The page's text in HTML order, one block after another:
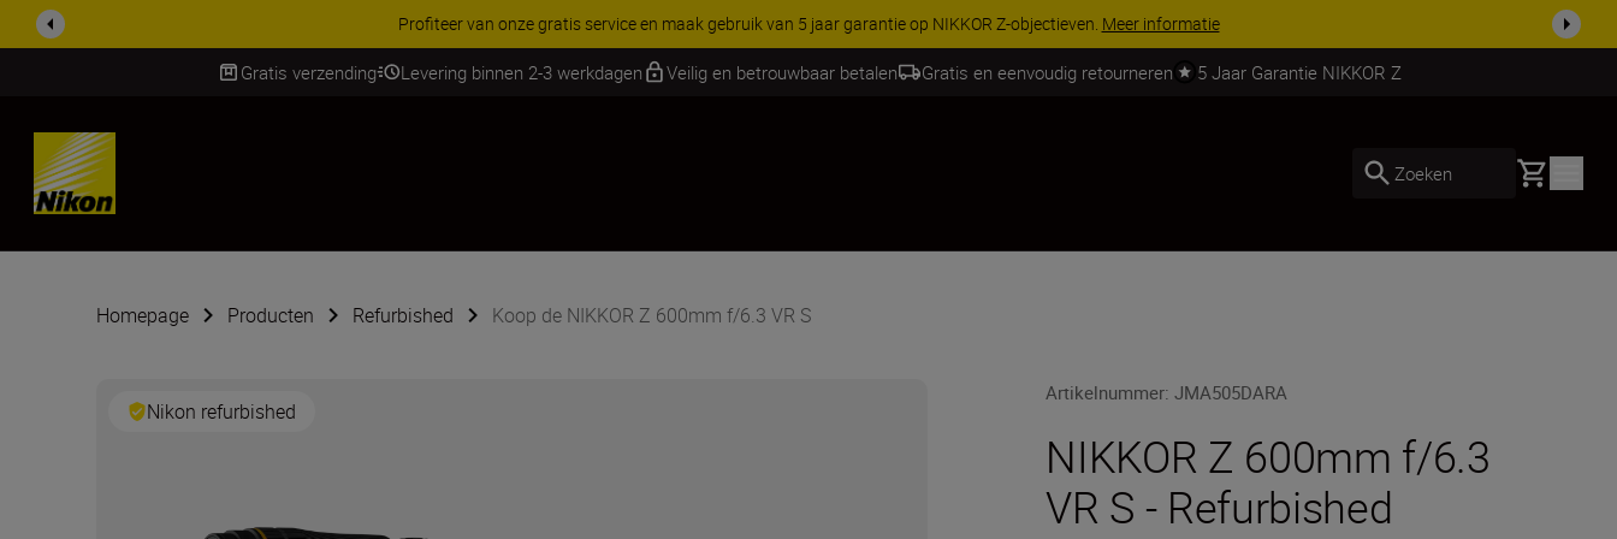
KORTING OP ACCESSOIRES | Bespaar 15% op geselecteerde accessoires, maak je kit vandaag nog compleetKoop nu
Gratis verzending Levering binnen 2-3 werkdagen Veilig en betrouwbaar betalen Gratis en eenvoudig retourneren 5 Jaar Garantie NIKKOR Z
SKIP
Zoeken Basket
Homepage Producten Refurbished Koop de NIKKOR Z 600mm f/6.3 VR S
Nikon refurbished
Artikelnummer:JMA505DARA
NIKKOR Z 600mm f/6.3
VR S - Refurbished